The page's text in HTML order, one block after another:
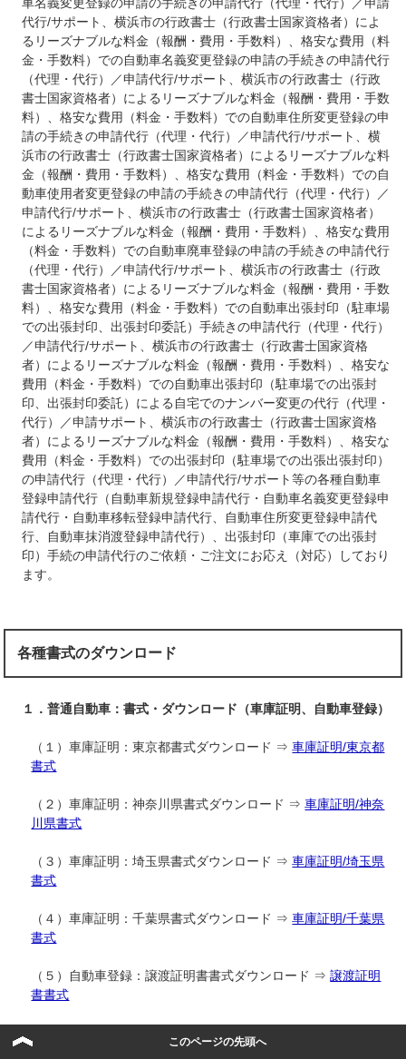
車名義変更登録の申請の手続きの申請代行（代理・代行）／申請
代行/サポート、横浜市の行政書士（行政書士国家資格者）によ
るリーズナブルな料金（報酬・費用・手数料）、格安な費用（料
金・手数料）での自動車名義変更登録の申請の手続きの申請代行
（代理・代行）／申請代行/サポート、横浜市の行政書士（行政
書士国家資格者）によるリーズナブルな料金（報酬・費用・手数
料）、格安な費用（料金・手数料）での自動車住所変更登録の申
請の手続きの申請代行（代理・代行）／申請代行/サポート、横
浜市の行政書士（行政書士国家資格者）によるリーズナブルな料
金（報酬・費用・手数料）、格安な費用（料金・手数料）での自
動車使用者変更登録の申請の手続きの申請代行（代理・代行）／
申請代行/サポート、横浜市の行政書士（行政書士国家資格者）
によるリーズナブルな料金（報酬・費用・手数料）、格安な費用
（料金・手数料）での自動車廃車登録の申請の手続きの申請代行
（代理・代行）／申請代行/サポート、横浜市の行政書士（行政
書士国家資格者）によるリーズナブルな料金（報酬・費用・手数
料）、格安な費用（料金・手数料）での自動車出張封印（駐車場
での出張封印、出張封印委託）手続きの申請代行（代理・代行）
／申請代行/サポート、横浜市の行政書士（行政書士国家資格
者）によるリーズナブルな料金（報酬・費用・手数料）、格安な
費用（料金・手数料）での自動車出張封印（駐車場での出張封
印、出張封印委託）による自宅でのナンバー変更の代行（代理・
代行）／申請サポート、横浜市の行政書士（行政書士国家資格
者）によるリーズナブルな料金（報酬・費用・手数料）、格安な
費用（料金・手数料）での出張封印（駐車場での出張出張封印）
の申請代行（代理・代行）／申請代行/サポート等の各種自動車
登録申請代行（自動車新規登録申請代行・自動車名義変更登録申
請代行・自動車移転登録申請代行、自動車住所変更登録申請代
行、自動車抹消渡登録申請代行）、出張封印（車庫での出張封
印）手続の申請代行のご依頼・ご注文にお応え（対応）しており
ます。
各種書式のダウンロード
１．普通自動車：書式・ダウンロード（車庫証明、自動車登録）
（１）車庫証明：東京都書式ダウンロード ⇒車庫証明/東京都
書式
（２）車庫証明：神奈川県書式ダウンロード ⇒車庫証明/神奈
川県書式
（３）車庫証明：埼玉県書式ダウンロード ⇒車庫証明/埼玉県
書式
（４）車庫証明：千葉県書式ダウンロード ⇒車庫証明/千葉県
書式
（５）自動車登録：譲渡証明書書式ダウンロード ⇒譲渡証明
書書式
自動車登録：譲渡証明書記載例ダウンロード ⇒
このページの先頭へ